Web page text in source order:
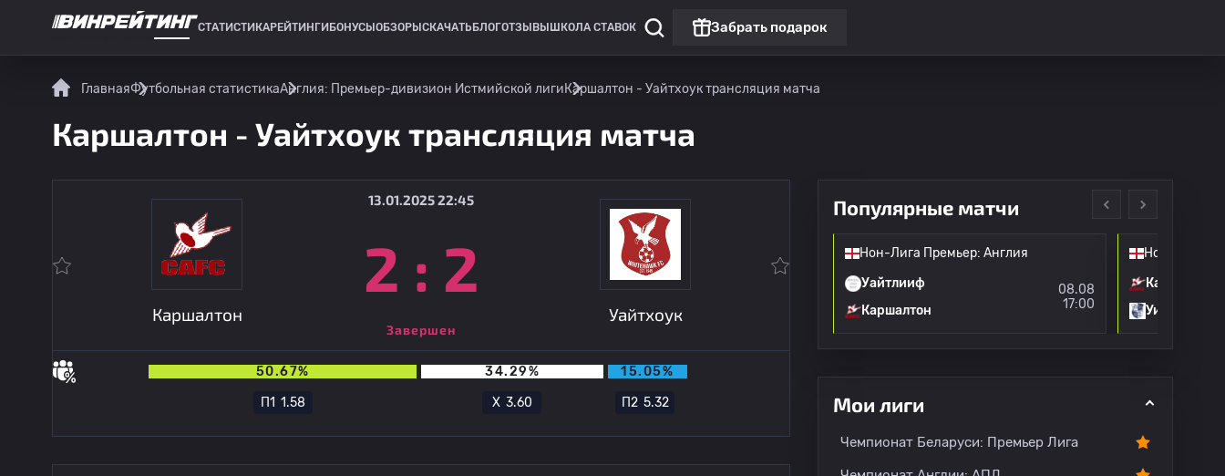
СТАТИСТИКАРЕЙТИНГИ БОНУСЫ ОБЗОРЫ СКАЧАТЬ БЛОГОТЗЫВЫ ШКОЛА СТАВОК Забрать подарок
ГлавнаяФутбольная статистикаАнглия: Премьер-дивизион Истмийской лигиКаршалтон - Уайтхоук трансляция матча
Каршалтон - Уайтхоук трансляция матча
Каршалтон
13.01.2025 22:45
2 : 2
Завершен
Уайтхоук
50.67% 34.29%
15.05%
П11.58 Х 3.60 П2 5.32
Популярные матчи
Нон-Лига Премьер: Англия
Уайтхоук
Льюис
Нон-Лига Премьер: Англия
Уайтлииф
Каршалтон
08.08
17:00
Нон-Лига
Каршалтон
Уингейт &
Мои лиги
Чемпионат Беларуси: Премьер Лига